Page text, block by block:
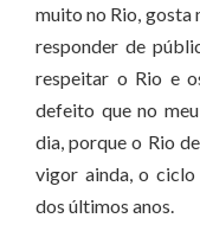
muito no Rio, gosta
responder de
respeitar o Rio e
defeito que no
dia, porque o Rio
vigor ainda, o
dos últimos anos.